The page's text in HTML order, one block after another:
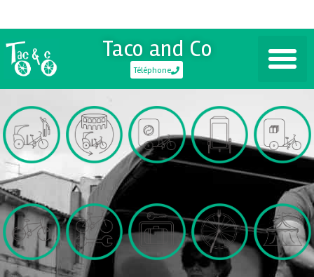
Taco and Co
Téléphone